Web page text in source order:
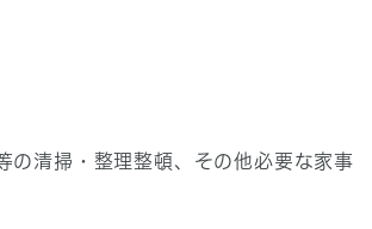
清掃・整理整頓、その他必要な家事